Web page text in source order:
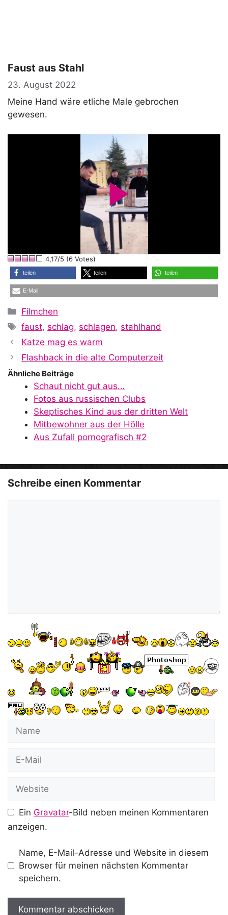
Faust aus Stahl
23. August 2022
Meine Hand wäre etliche Male gebrochen
gewesen.
P
l
a
y
V
i
d
e
o
4,17/5 (6 Votes)
teilen teilen teilen
E-Mail
Kategorien
Filmchen
Schlagwörter
faust, schlag, schlagen, stahlhand
Katze mag es warm
Flashback in die alte Computerzeit
Ähnliche Beiträge
Schaut nicht gut aus…
Fotos aus russischen Clubs
Skeptisches Kind aus der dritten Welt
Mitbewohner aus der Hölle
Aus Zufall pornografisch #2
Schreibe einen Kommentar
Name
Website
Ein Gravatar-Bild neben meinen Kommentaren
anzeigen.
Name, E-Mail-Adresse und Website in diesem
Browser für meinen nächsten Kommentar
speichern.